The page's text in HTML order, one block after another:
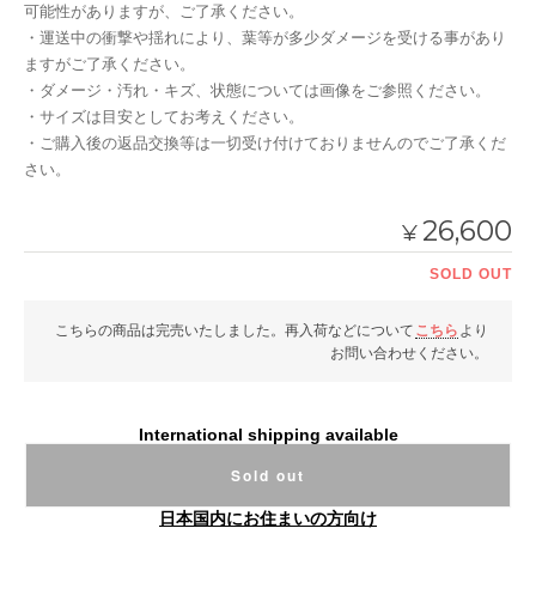
可能性がありますが、ご了承ください。
・運送中の衝撃や揺れにより、葉等が多少ダメージを受ける事があり
ますがご了承ください。
・ダメージ・汚れ・キズ、状態については画像をご参照ください。
・サイズは目安としてお考えください。
・ご購入後の返品交換等は一切受け付けておりませんのでご了承くだ
さい。
¥26,600
SOLD OUT
こちらの商品は完売いたしました。再入荷などについて こちら より
お問い合わせください。
International shipping available
Sold out
日本国内にお住まいの方向け